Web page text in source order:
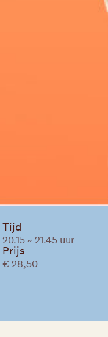
Tijd
20.15 ~ 21.45 uur
Prijs
€ 28,50